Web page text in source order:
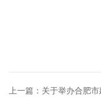
上一篇： 关于举办合肥